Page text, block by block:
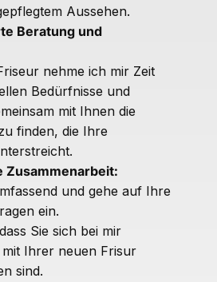
Aussehen.
Beratung und
nehme ich mir Zeit
Bedürfnisse und
mit Ihnen die
finden, die Ihre
Zusammenarbeit:
und gehe auf Ihre
ein.
Sie sich bei mir
Ihrer neuen Frisur
sind.